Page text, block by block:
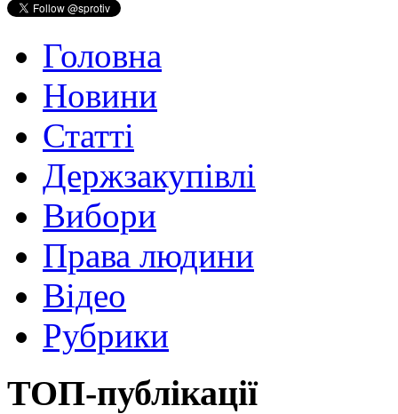
Головна
Новини
Статті
Держзакупівлі
Вибори
Права людини
Відео
Рубрики
ТОП-публікації